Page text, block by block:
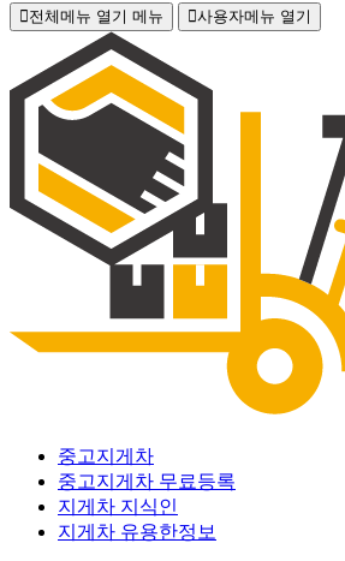
전체메뉴 열기 메뉴 사용자메뉴 열기
중고지게차
중고지게차 무료등록
지게차 지식인
지게차 유용한정보